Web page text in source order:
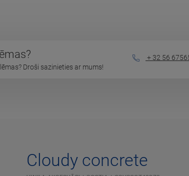
Droši sazinieties ar mums!
+ 32 56
Cloudy concrete